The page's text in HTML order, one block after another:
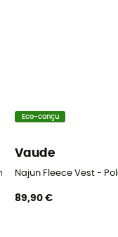
femme
Eco-conçu
Vaude
Najun Fleece Vest -
89,90 €